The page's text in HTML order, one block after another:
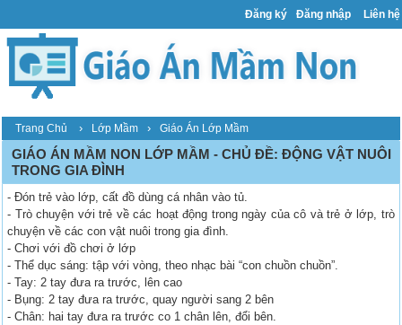
Đăng ký Đăng nhập Liên hệ
Trang Chủ › Lớp Mầm › Giáo Án Lớp Mầm
GIÁO ÁN MẦM NON LỚP MẦM - CHỦ ĐỀ: ĐỘNG VẬT NUÔI
TRONG GIA ĐÌNH
- Đón trẻ vào lớp, cất đồ dùng cá nhân vào tủ.
- Trò chuyện với trẻ về các hoạt động trong ngày của cô và trẻ ở lớp, trò
chuyện về các con vật nuôi trong gia đình.
- Chơi với đồ chơi ở lớp
- Thể dục sáng: tập với vòng, theo nhạc bài “con chuồn chuồn”.
- Tay: 2 tay đưa ra trước, lên cao
- Bụng: 2 tay đưa ra trước, quay người sang 2 bên
- Chân: hai tay đưa ra trước co 1 chân lên, đổi bên.